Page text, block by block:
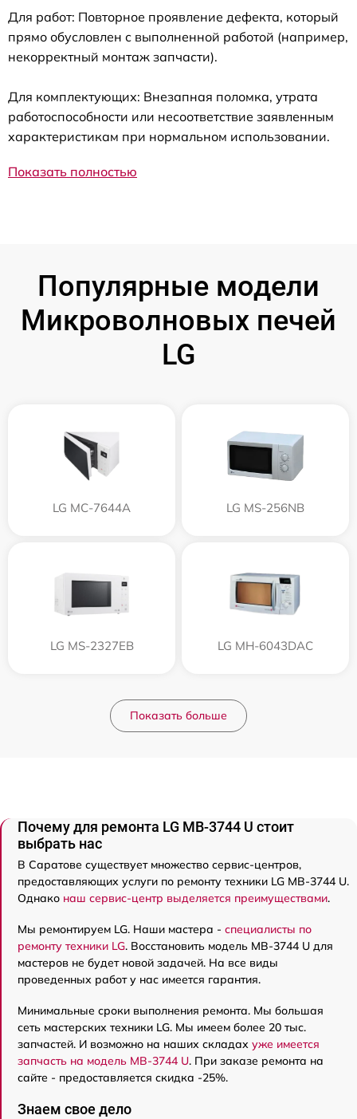
Для работ: Повторное проявление дефекта, который
прямо обусловлен с выполненной работой (например,
некорректный монтаж запчасти).
Для комплектующих: Внезапная поломка, утрата
работоспособности или несоответствие заявленным
характеристикам при нормальном использовании.
Показать полностью
Популярные модели
Микроволновых печей
LG
LG MC-7644A LG MS-256NB
LG MS-2327EB LG MH-6043DAC
Показать больше
Почему для ремонта LG MB-3744 U стоит
выбрать нас
В Саратове существует множество сервис-центров,
предоставляющих услуги по ремонту техники LG MB-3744 U.
Однако наш сервис-центр выделяется преимуществами.
Мы ремонтируем LG. Наши мастера - специалисты по
ремонту техники LG. Восстановить модель MB-3744 U для
мастеров не будет новой задачей. На все виды
проведенных работ у нас имеется гарантия.
Минимальные сроки выполнения ремонта. Мы большая
сеть мастерских техники LG. Мы имеем более 20 тыс.
запчастей. И возможно на наших складах уже имеется
запчасть на модель MB-3744 U. При заказе ремонта на
сайте - предоставляется скидка -25%.
Знаем свое дело